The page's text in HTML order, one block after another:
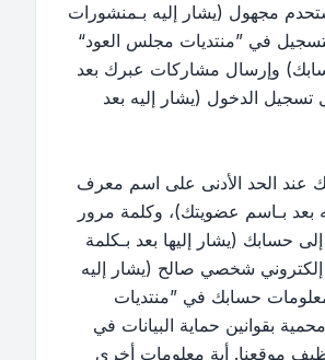
مجهول (يشار إليه بـمنشورات
في ”منتديات مجلس العود“
وإرسال مشاركات عبرك بعد
تسجيل الدخول (يشار إليه بعد
عند الحد الأدنى على اسم معرف
بعد بـاسم عضويتك)، وكلمة مرور
حسابك (يشار إليها بعد بـكلمة
شخصي صالح (يشار إليه
حسابك في ”منتديات
بقوانين حماية البيانات في
موقعنا. أية معلومات أخرى